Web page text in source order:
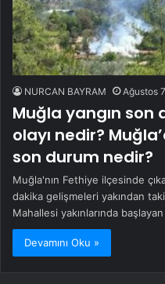
NURCAN BAYRAM Ağustos
Muğla yangın son
olayı nedir?
son durum nedir?
Muğla'nın Fethiye ilçesinde
dakika gelişmeleri yakından
Mahallesi yakınlarında
Devamını Oku »